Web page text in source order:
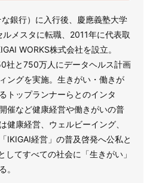
銀行）に入行後、慶應義塾大学
メスタに転職、2011年に代表取
WORKS株式会社を設立。
社と750万人にデータヘルス計画
ングを実施。生きがい・働きが
トップランナーらとのインタ
催など健康経営や働きがいの普
健康経営、ウェルビーイング、
IKIGAI経営」の普及啓発へ公私と
してすべての社会に「生きがい」
。